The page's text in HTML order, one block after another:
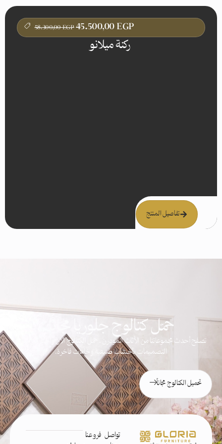
تفاصيل المنتج
58.300,00EGP45.500,00 EGP
ركنة ميلانو
حمّل كتالوج جلوريا مجاناً
تصفح أحدث مجموعاتنا من الأثاث المودرن . حمّل الكتالوج الآن واختار من مئات
التصميمات بأخشاب طبيعية وخامات فاخرة.
تحميل الكتالوج مجاناً
تواصل فروعنا